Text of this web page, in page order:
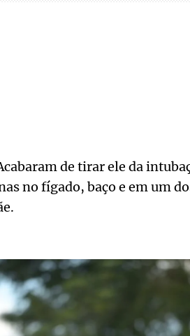
de tirar ele da
no fígado, baço e em um